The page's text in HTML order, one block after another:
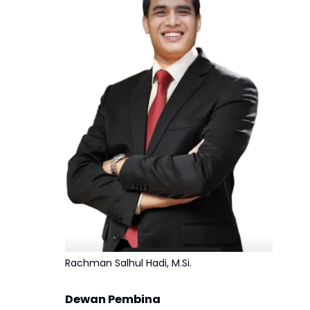
Rachman Salhul Hadi, M.Si.
Dewan Pembina